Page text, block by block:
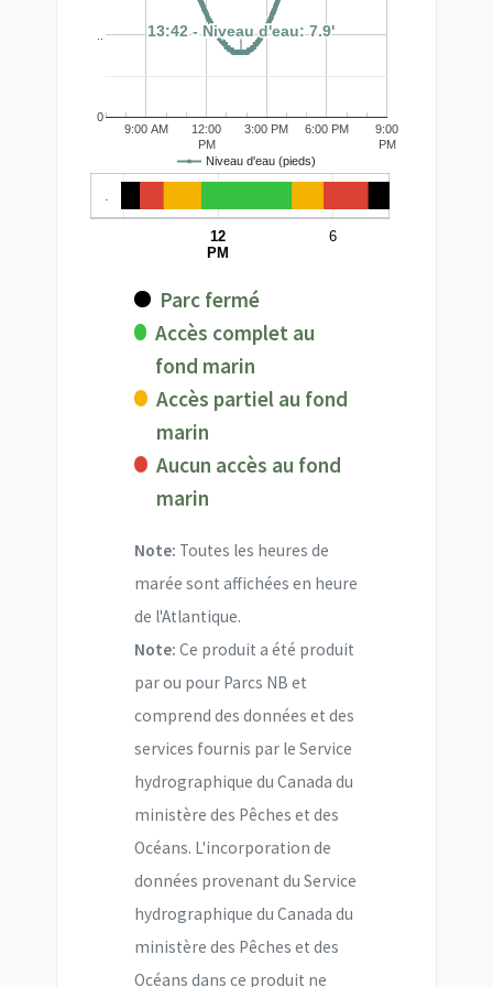
Niveau d'eau (pieds)
9:00 AM
12:00
PM
3:00 PM 6:00 PM
9:00
PM
0
13:42 - Niveau d'eau: 7.9'
13:42 - Niveau d'eau: 7.9'
13:42 - Niveau d'eau: 7.9'
13:42 - Niveau d'eau: 7.9'
.
12
PM
6
Parc fermé
Accès complet au
fond marin
Accès partiel au fond
marin
Aucun accès au fond
marin
Note: Toutes les heures de
marée sont affichées en heure
de l'Atlantique.
Note: Ce produit a été produit
par ou pour Parcs NB et
comprend des données et des
services fournis par le Service
hydrographique du Canada du
ministère des Pêches et des
Océans. L'incorporation de
données provenant du Service
hydrographique du Canada du
ministère des Pêches et des
Océans dans ce produit ne